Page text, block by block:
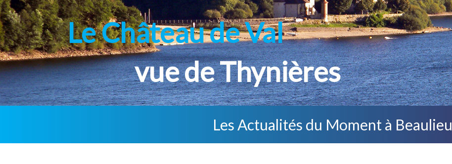
Le Château de Val
vue de Thynières
Auvergne
Les Actualités du Moment à Beaulieu